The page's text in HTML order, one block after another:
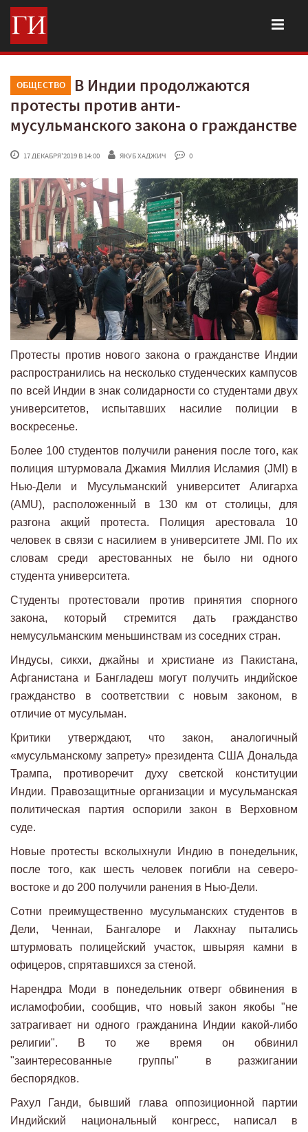
ОБЩЕСТВО
В Индии продолжаются
протесты против анти-
мусульманского закона о гражданстве
17 ДЕКАБРЯ'2019 В 14:00 ЯКУБ ХАДЖИЧ 0
Протесты против нового закона о гражданстве Индии
распространились на несколько студенческих кампусов
по всей Индии в знак солидарности со студентами двух
университетов, испытавших насилие полиции в
воскресенье.
Более 100 студентов получили ранения после того, как
полиция штурмовала Джамия Миллия Исламия (JMI) в
Нью-Дели и Мусульманский университет Алигарха
(AMU), расположенный в 130 км от столицы, для
разгона акций протеста. Полиция арестовала 10
человек в связи с насилием в университете JMI. По их
словам среди арестованных не было ни одного
студента университета.
Студенты протестовали против принятия спорного
закона, который стремится дать гражданство
немусульманским меньшинствам из соседних стран.
Индусы, сикхи, джайны и христиане из Пакистана,
Афганистана и Бангладеш могут получить индийское
гражданство в соответствии с новым законом, в
отличие от мусульман.
Критики утверждают, что закон, аналогичный
«мусульманскому запрету» президента США Дональда
Трампа, противоречит духу светской конституции
Индии. Правозащитные организации и мусульманская
политическая партия оспорили закон в Верховном
суде.
Новые протесты всколыхнули Индию в понедельник,
после того, как шесть человек погибли на северо-
востоке и до 200 получили ранения в Нью-Дели.
Сотни преимущественно мусульманских студентов в
Дели, Ченнаи, Бангалоре и Лакхнау пытались
штурмовать полицейский участок, швыряя камни в
офицеров, спрятавшихся за стеной.
Нарендра Моди в понедельник отверг обвинения в
исламофобии, сообщив, что новый закон якобы "не
затрагивает ни одного гражданина Индии какой-либо
религии". В то же время он обвинил
"заинтересованные группы" в разжигании
беспорядков.
Рахул Ганди, бывший глава оппозиционной партии
Индийский национальный конгресс, написал в